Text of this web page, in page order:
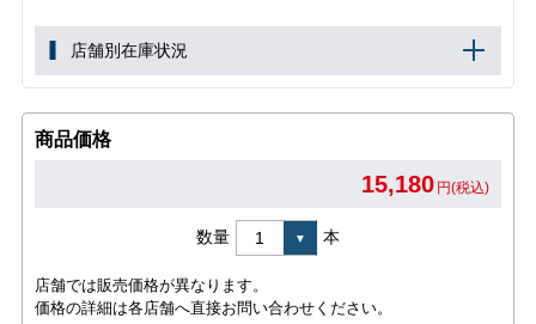
店舗別在庫状況
商品価格
15,180 円(税込)
数量 本
店舗では販売価格が異なります。
価格の詳細は各店舗へ直接お問い合わせください。